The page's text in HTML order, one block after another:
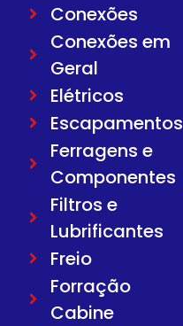
Conexões
Conexões em
Geral
Elétricos
Escapamentos
Ferragens e
Componentes
Filtros e
Lubrificantes
Freio
Forração
Cabine